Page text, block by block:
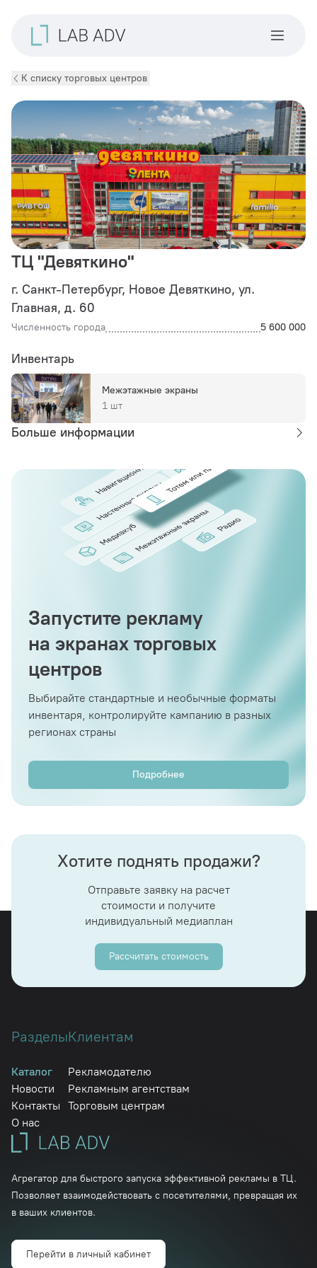
К списку торговых центров
Инвентарь
Межэтажные экраны
1 шт
ТЦ "Девяткино"
г. Санкт-Петербург, Новое Девяткино, ул.
Главная, д. 60
Численность города 5 600 000
Больше информации
Запустите рекламу
на экранах торговых
центров
Выбирайте стандартные и необычные форматы
инвентаря, контролируйте кампанию в разных
регионах страны
Подробнее
Хотите поднять продажи?
Отправьте заявку на расчет
стоимости и получите
индивидуальный медиаплан
Рассчитать стоимость
Агрегатор для быстрого запуска эффективной рекламы в ТЦ.
Позволяет взаимодействовать с посетителями, превращая их
в ваших клиентов.
Перейти в личный кабинет
Разделы
Каталог
Новости
Контакты
О нас
Клиентам
Рекламодателю
Рекламным агентствам
Торговым центрам